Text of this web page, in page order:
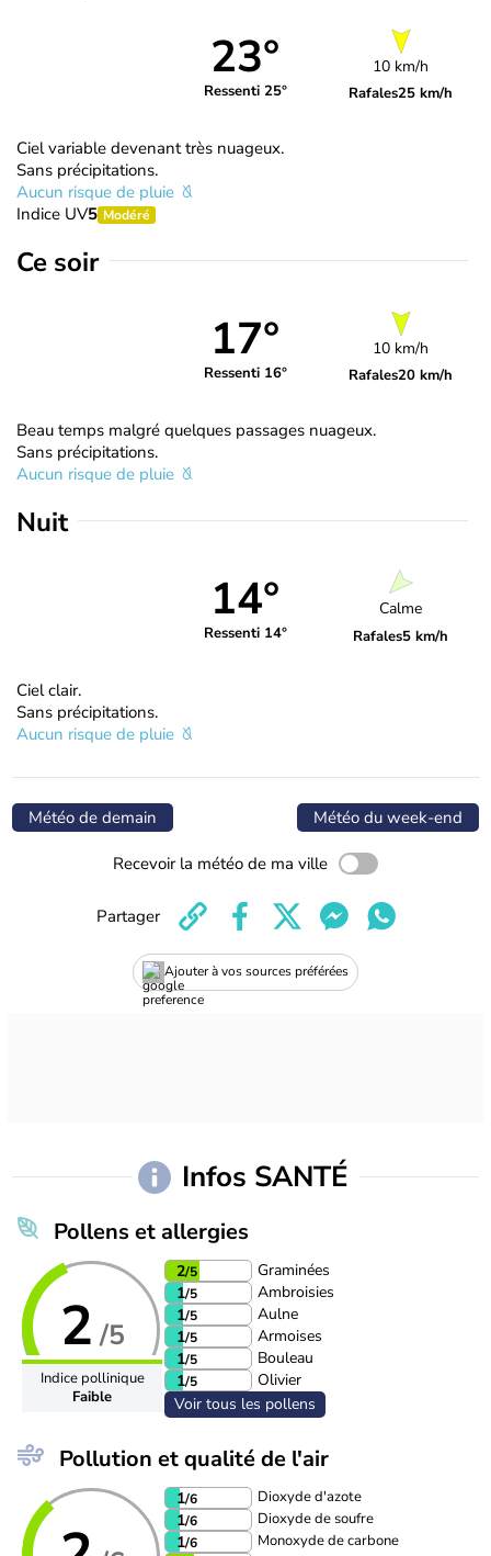
23°
Ressenti 25°
10 km/h
Rafales25 km/h
Ciel variable devenant très nuageux.
Sans précipitations.
Aucun risque de pluie
Indice UV5 Modéré
Ce soir
17°
Ressenti 16°
10 km/h
Rafales20 km/h
Beau temps malgré quelques passages nuageux.
Sans précipitations.
Aucun risque de pluie
Nuit
14°
Ressenti 14°
Calme
Rafales5 km/h
Ciel clair.
Sans précipitations.
Aucun risque de pluie
Météo de demain Météo du week-end
Recevoir la météo de ma ville
Ajouter à vos sources préférées
Partager
Infos SANTÉ
Pollens et allergies
2 /5
Indice pollinique
Faible
2/5
Graminées
1/5
Ambroisies
1/5
Aulne
1/5
Armoises
1/5
Bouleau
1/5
Olivier
Voir tous les pollens
Pollution et qualité de l'air
1/6 Dioxyde d'azote
1/6 Dioxyde de soufre
1/6 Monoxyde de carbone